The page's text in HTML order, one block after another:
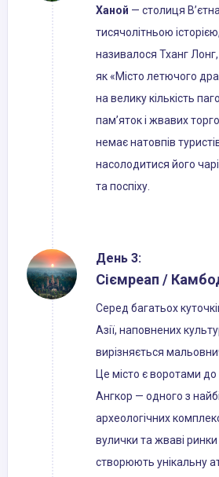
Ханой — столиця
тисячолітньою
називалося Тханг
як «Місто летючого
на велику кількість
пам’яток і жвавих
немає натовпів
насолодитися його
та поспіху.
День 3:
Сіємреап /
Серед багатьох
Азії, наповнених
вирізняється
Це місто є воротами до
Ангкор — одного з
археологічних
вулички та жваві
створюють унікальну